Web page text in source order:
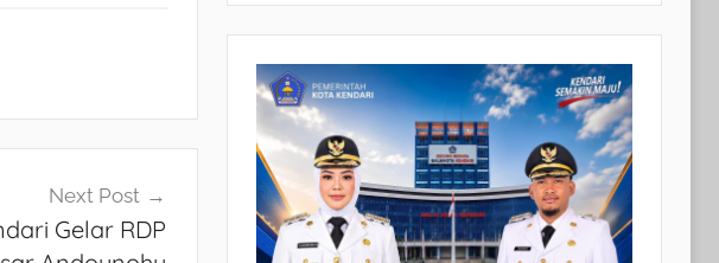
Next Post
Gelar RDP